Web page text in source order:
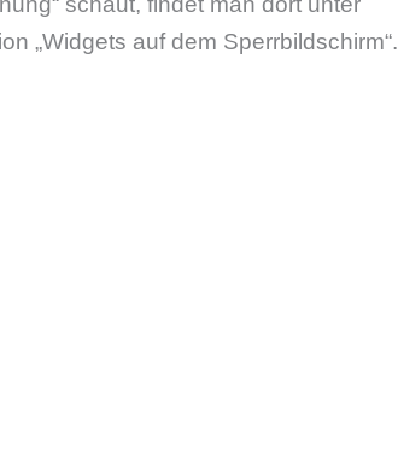
„Widgets auf dem Sperrbildschirm“.